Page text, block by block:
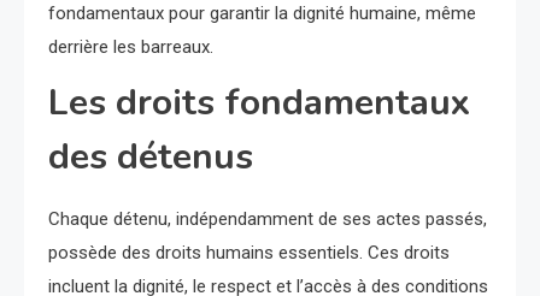
fondamentaux pour garantir la dignité humaine, même
derrière les barreaux.
Les droits fondamentaux
des détenus
Chaque détenu, indépendamment de ses actes passés,
possède des droits humains essentiels. Ces droits
incluent la dignité, le respect et l’accès à des conditions